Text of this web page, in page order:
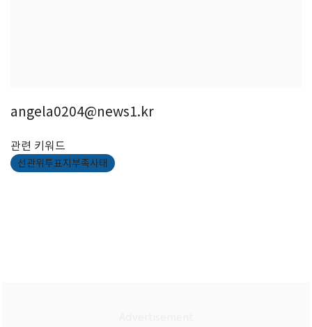
angela0204@news1.kr
관련 키워드
선관위투표지부족사태